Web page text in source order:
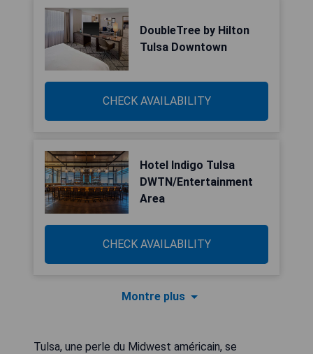
DoubleTree by Hilton
Tulsa Downtown
CHECK AVAILABILITY
Hotel Indigo Tulsa
DWTN/Entertainment
Area
CHECK AVAILABILITY
Montre plus
Tulsa, une perle du Midwest américain, se